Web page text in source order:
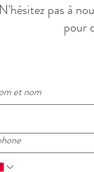
N'hésitez pas à
pour
et nom